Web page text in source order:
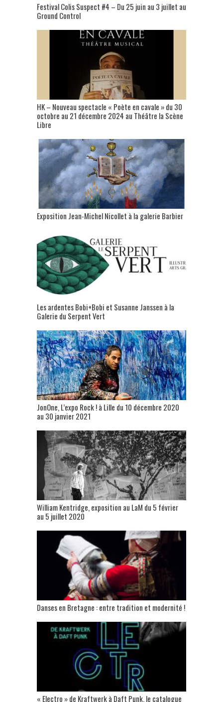
Festival Colis Suspect #4 – Du 25 juin au 3 juillet au
Ground Control
HK – Nouveau spectacle « Poète en cavale » du 30
octobre au 21 décembre 2024 au Théâtre la Scène
Libre
Exposition Jean-Michel Nicollet à la galerie Barbier
Les ardentes Bobi+Bobi et Susanne Janssen à la
Galerie du Serpent Vert
JonOne, L’expo Rock ! à Lille du 10 décembre 2020
au 30 janvier 2021
William Kentridge, exposition au LaM du 5 février
au 5 juillet 2020
Danses en Bretagne : entre tradition et modernité !
« Electro » de Kraftwerk à Daft Punk, le catalogue